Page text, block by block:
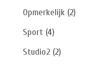
Opmerkelijk(2)
Sport(4)
Studio2(2)